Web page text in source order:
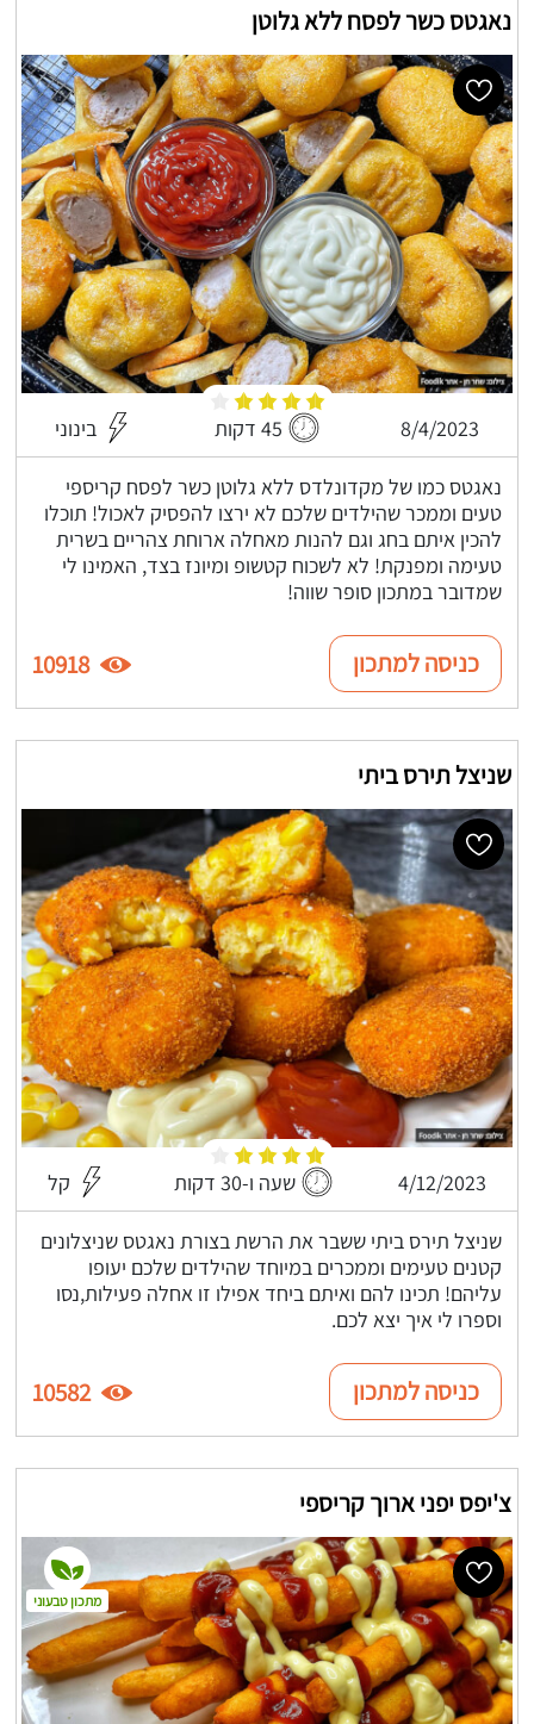
נאגטס כשר לפסח ללא גלוטן
8/4/2023 45 דקות בינוני
נאגטס כמו של מקדונלדס ללא גלוטן כשר לפסח קריספי
טעים וממכר שהילדים שלכם לא ירצו להפסיק לאכול! תוכלו
להכין איתם בחג וגם להנות מאחלה ארוחת צהריים בשרית
טעימה ומפנקת! לא לשכוח קטשופ ומיונז בצד, האמינו לי
שמדובר במתכון סופר שווה!
כניסה למתכון 10918
שניצל תירס ביתי
4/12/2023 שעה ו-30 דקות קל
שניצל תירס ביתי ששבר את הרשת בצורת נאגטס שניצלונים
קטנים טעימים וממכרים במיוחד שהילדים שלכם יעופו
עליהם! תכינו להם ואיתם ביחד אפילו זו אחלה פעילות,נסו
וספרו לי איך יצא לכם.
כניסה למתכון 10582
צ'יפס יפני ארוך קריספי
מתכון טבעוני